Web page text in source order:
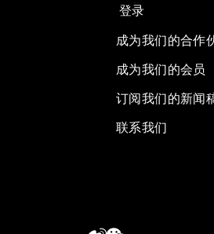
登录
成为我们的合作
成为我们的会员
订阅我们的新闻
联系我们